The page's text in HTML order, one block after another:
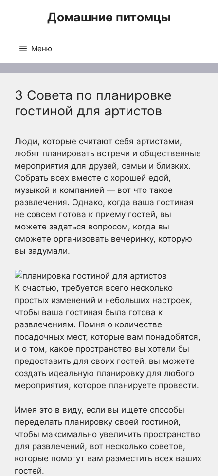
Домашние питомцы
Меню
3 Совета по планировке
гостиной для артистов
Люди, которые считают себя артистами,
любят планировать встречи и общественные
мероприятия для друзей, семьи и близких.
Собрать всех вместе с хорошей едой,
музыкой и компанией — вот что такое
развлечения. Однако, когда ваша гостиная
не совсем готова к приему гостей, вы
можете задаться вопросом, когда вы
сможете организовать вечеринку, которую
вы задумали.
К счастью, требуется всего несколько
простых изменений и небольших настроек,
чтобы ваша гостиная была готова к
развлечениям. Помня о количестве
посадочных мест, которые вам понадобятся,
и о том, какое пространство вы хотели бы
предоставить для своих гостей, вы можете
создать идеальную планировку для любого
мероприятия, которое планируете провести.
Имея это в виду, если вы ищете способы
переделать планировку своей гостиной,
чтобы максимально увеличить пространство
для развлечений, вот несколько советов,
которые помогут вам разместить всех ваших
гостей.